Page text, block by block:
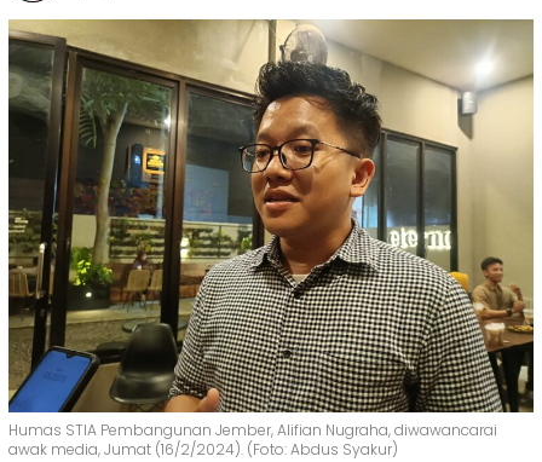
Humas STIA Pembangunan Jember, Alifian Nugraha, diwawancarai
awak media, Jumat (16/2/2024). (Foto: Abdus Syakur)